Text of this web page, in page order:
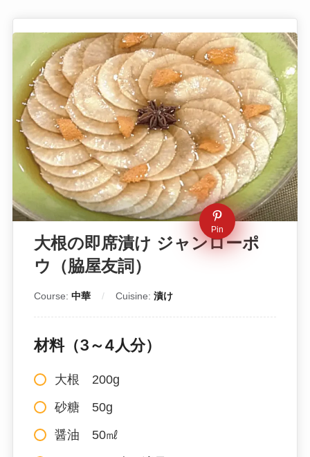
Pin
大根の即席漬け ジャンローポ
ウ（脇屋友詞）
Course: 中華 Cuisine: 漬け
材料（3～4人分）
大根 200g
砂糖 50g
醤油 50㎖